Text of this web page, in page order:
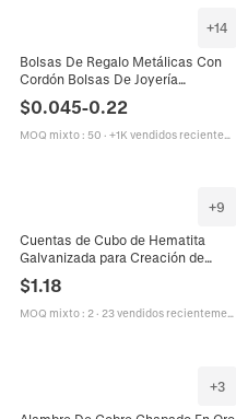
+14
Bolsas De Regalo Metálicas Con
Cordón Bolsas De Joyería
Almacenamiento De Tela Oro Plata
$0.045-0.22
MOQ mixto: 50 · +1K vendidos recientemente
+9
Cuentas de Cubo de Hematita
Galvanizada para Creación de
Joyas DIY Cuentas de Piedra
Sueltas Metálicas para Accesorios
de Pulsera Collar
$1.18
MOQ mixto: 2· 23 vendidos recientemente
+3